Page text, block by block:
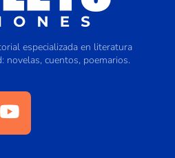
especializada en literatura
novelas, cuentos, poemarios.